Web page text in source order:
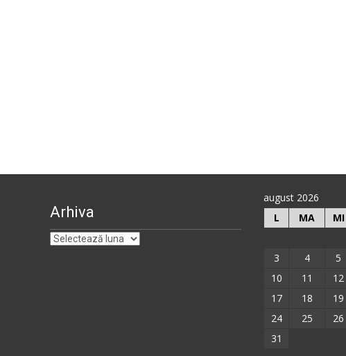
Arhiva
Arhiva
august 2026
L
MA MI
3
4 5
10
11 12
17
18 19
24
25 26
31